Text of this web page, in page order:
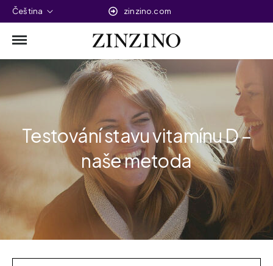
Čeština zinzino.com
Testování stavu vitamínu D –
naše metoda